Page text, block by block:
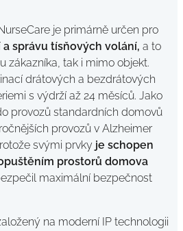
je primárně určen pro
správu tísňových volání, a to
zákazníka, tak i mimo objekt.
drátových a bezdrátových
s výdrží až 24 měsíců. Jako
provozů standardních domovů
provozů v Alzheimer
svými prvky je schopen
prostorů domova
maximální bezpečnost
na moderní IP technologii